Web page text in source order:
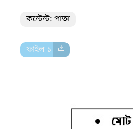
কন্টেন্ট: পাতা
ফাইল ১